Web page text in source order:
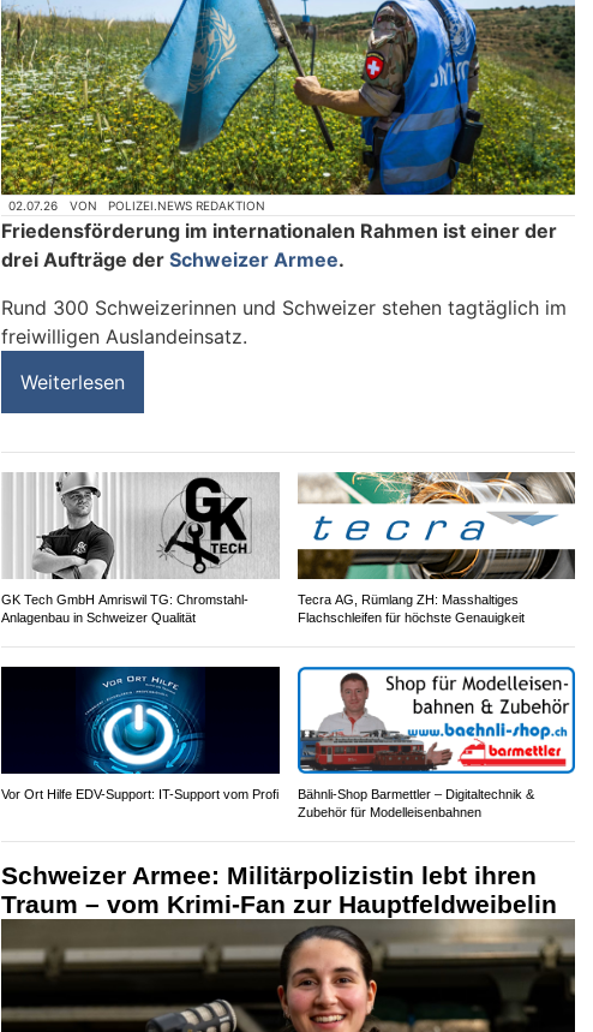
02.07.26 VON POLIZEI.NEWS REDAKTION
Friedensförderung im internationalen Rahmen ist einer der
drei Aufträge der Schweizer Armee.
Rund 300 Schweizerinnen und Schweizer stehen tagtäglich im
freiwilligen Auslandeinsatz.
Weiterlesen
GK Tech GmbH Amriswil TG: Chromstahl-
Anlagenbau in Schweizer Qualität
Tecra AG, Rümlang ZH: Masshaltiges
Flachschleifen für höchste Genauigkeit
Vor Ort Hilfe EDV-Support: IT-Support vom Profi
Bähnli-Shop Barmettler – Digitaltechnik &
Zubehör für Modelleisenbahnen
Schweizer Armee: Militärpolizistin lebt ihren
Traum – vom Krimi-Fan zur Hauptfeldweibelin